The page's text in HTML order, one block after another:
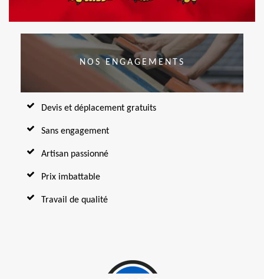
NOS ENGAGEMENTS
Devis et déplacement gratuits
Sans engagement
Artisan passionné
Prix imbattable
Travail de qualité